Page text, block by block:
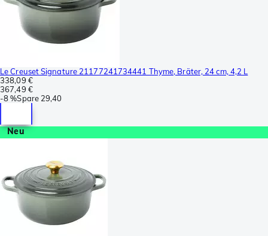
Le Creuset Signature 21177241734441 Thyme, Bräter, 24 cm, 4,2 L
338,09 €
367,49 €
-8 %Spare 29,40
Neu